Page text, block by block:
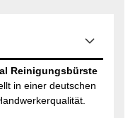
Reinigungsbürste
in einer deutschen